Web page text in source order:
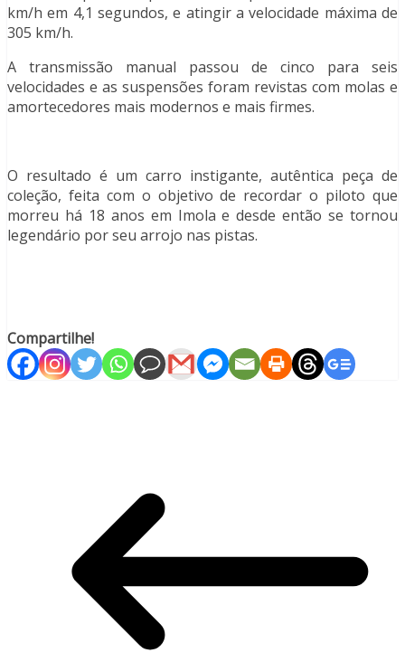
km/h em 4,1 segundos, e atingir a velocidade máxima de
305 km/h.
A transmissão manual passou de cinco para seis
velocidades e as suspensões foram revistas com molas e
amortecedores mais modernos e mais firmes.
O resultado é um carro instigante, autêntica peça de
coleção, feita com o objetivo de recordar o piloto que
morreu há 18 anos em Imola e desde então se tornou
legendário por seu arrojo nas pistas.
Compartilhe!